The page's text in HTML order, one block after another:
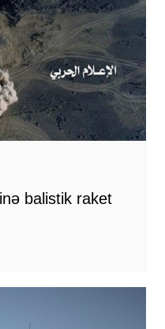
balistik raket